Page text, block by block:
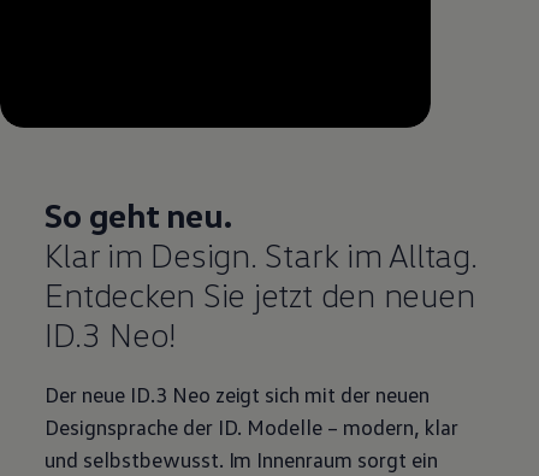
So geht neu.
Klar im Design. Stark im Alltag.
Entdecken Sie jetzt den neuen
ID.3 Neo!
Der neue ID.3 Neo zeigt sich mit der neuen
Designsprache der ID. Modelle – modern, klar
und selbstbewusst. Im Innenraum sorgt ein